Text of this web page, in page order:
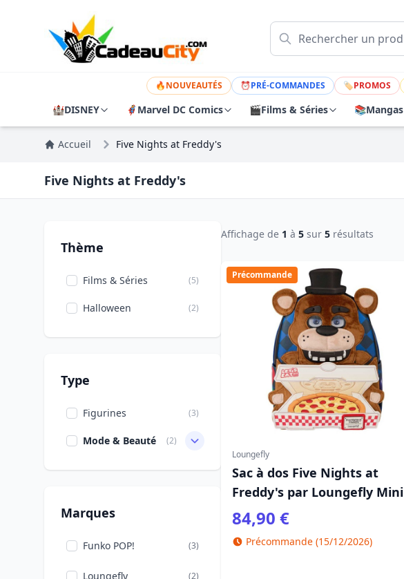
🔥NOUVEAUTÉS ⏰PRÉ-COMMANDES 🏷PROMOS
🏰DISNEY 🦸 Marvel DC Comics 🎬Films & Séries 📚Mangas
Accueil Five Nights at Freddy's
Five Nights at Freddy's
Thème
Films & Séries (5)
Halloween (2)
Type
Figurines (3)
Mode & Beauté (2)
Marques
Funko POP! (3)
Loungefly (2)
Affichage de 1 à 5 sur 5 résultats
Précommande
Loungefly
Sac à dos Five Nights at
Freddy's par Loungefly Mini
84,90 €
Précommande (15/12/2026)